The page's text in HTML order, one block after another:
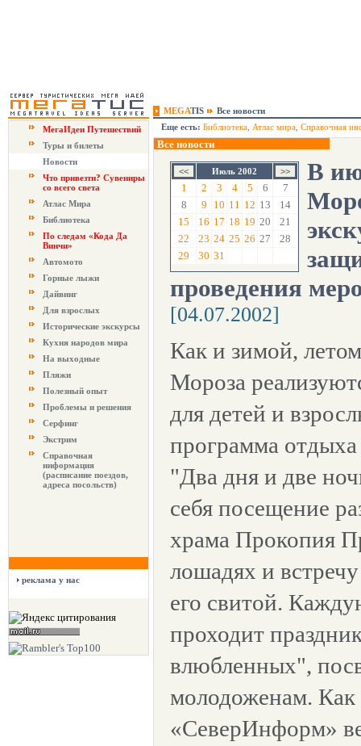
MEGATIS
Все новости
МегаИдеи Путешествий
Туры и билеты
Новости
Что привезти? Сувениры
со всего света
Атлас Мира
Библиотека
По следам «Кода Да
Винчи»
Автомото
Горные лыжи
Дайвинг
Для взрослых
Исторические экскурсы
Кухня народов мира
На выходные
Пляжи
Полезный опыт
Проблемы и решения
Серфинг
Экстрим
Справочная
информация
(расписание поездов,
адреса посольств)
реклама у нас
Еще есть: Библиотека Атлас мира Справочная
Все новости
Июль 2002
1 2 3 4 5 6
7
8
9 10 11 12 13
14
15
16 17 18 19 20
21
22
23 24 25 26 27
28
29
30 31
В
проведения
[04.07.2002]
Как и зимой,
Мороза
для детей и
программа
"Два дня и две
себя посещение
храма Прокопия
лошадях и
его свитой.
проходит
влюбленных",
молодоженам.
«СеверИнформ»